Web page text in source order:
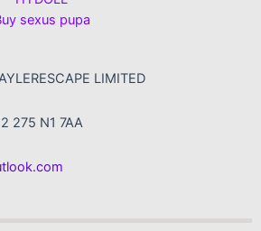
sexus pupa
LIMITED
275 N1 7AA